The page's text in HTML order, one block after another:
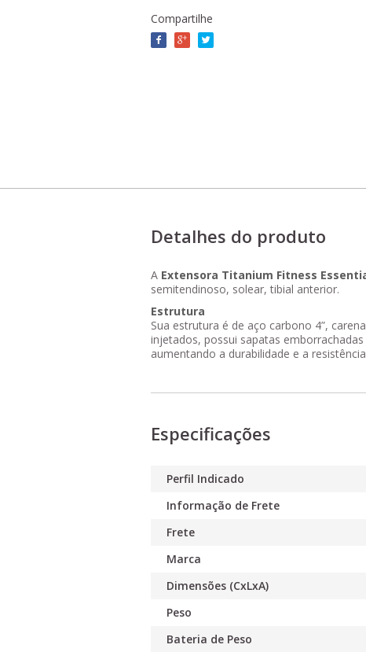
Compartilhe
Detalhes do produto
A Extensora Titanium Fitness
semitendinoso, solear, tibial anterior.
Estrutura
Sua estrutura é de aço carbono 4”,
injetados, possui sapatas
aumentando a durabilidade e a
Especificações
Perfil Indicado
Informação de Frete
Frete
Marca
Dimensões (CxLxA)
Peso
Bateria de Peso